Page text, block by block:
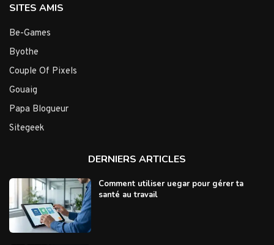
SITES AMIS
Be-Games
Byothe
Couple Of Pixels
Gouaig
Papa Blogueur
Sitegeek
DERNIERS ARTICLES
Comment utiliser uegar pour gérer ta
santé au travail